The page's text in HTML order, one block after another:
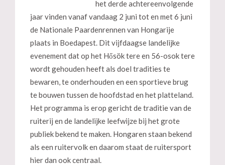
het derde achtereenvolgende
jaar vinden vanaf vandaag 2 juni tot en met 6 juni
de Nationale Paardenrennen van Hongarije
plaats in Boedapest. Dit vijfdaagse landelijke
evenement dat op het Hősök tere en 56-osok tere
wordt gehouden heeft als doel tradities te
bewaren, te onderhouden en een sportieve brug
te bouwen tussen de hoofdstad en het platteland.
Het programma is erop gericht de traditie van de
ruiterij en de landelijke leefwijze bij het grote
publiek bekend te maken. Hongaren staan bekend
als een ruitervolk en daarom staat de ruitersport
hier dan ook centraal.